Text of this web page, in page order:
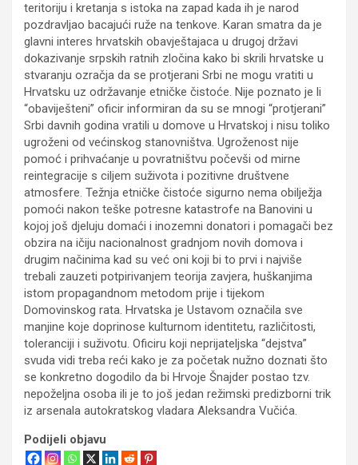
teritoriju i kretanja s istoka na zapad kada ih je narod
pozdravljao bacajući ruže na tenkove. Karan smatra da je
glavni interes hrvatskih obavještajaca u drugoj državi
dokazivanje srpskih ratnih zločina kako bi skrili hrvatske u
stvaranju ozračja da se protjerani Srbi ne mogu vratiti u
Hrvatsku uz održavanje etničke čistoće. Nije poznato je li
“obaviješteni” oficir informiran da su se mnogi “protjerani”
Srbi davnih godina vratili u domove u Hrvatskoj i nisu toliko
ugroženi od većinskog stanovništva. Ugroženost nije
pomoć i prihvaćanje u povratništvu počevši od mirne
reintegracije s ciljem suživota i pozitivne društvene
atmosfere. Težnja etničke čistoće sigurno nema obilježja
pomoći nakon teške potresne katastrofe na Banovini u
kojoj još djeluju domaći i inozemni donatori i pomagači bez
obzira na ičiju nacionalnost gradnjom novih domova i
drugim načinima kad su već oni koji bi to prvi i najviše
trebali zauzeti potpirivanjem teorija zavjera, huškanjima
istom propagandnom metodom prije i tijekom
Domovinskog rata. Hrvatska je Ustavom označila sve
manjine koje doprinose kulturnom identitetu, različitosti,
toleranciji i suživotu. Oficiru koji neprijateljska “dejstva”
svuda vidi treba reći kako je za početak nužno doznati što
se konkretno dogodilo da bi Hrvoje Šnajder postao tzv.
nepoželjna osoba ili je to još jedan režimski predizborni trik
iz arsenala autokratskog vladara Aleksandra Vučića.
Podijeli objavu